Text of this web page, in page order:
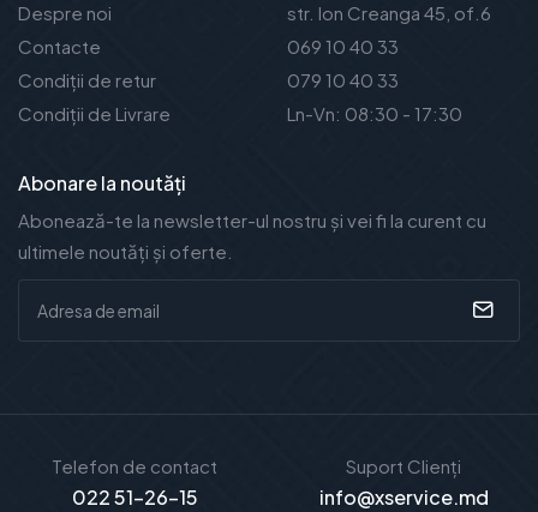
Despre noi
Contacte
Condiții de retur
Condiții de Livrare
str. Ion Creanga 45, of.6
069 10 40 33
079 10 40 33
Ln-Vn: 08:30 - 17:30
Abonare la noutăți
Abonează-te la newsletter-ul nostru și vei fi la curent cu
ultimele noutăți și oferte.
Telefon de contact
022 51-26-15
Suport Clienți
info@xservice.md